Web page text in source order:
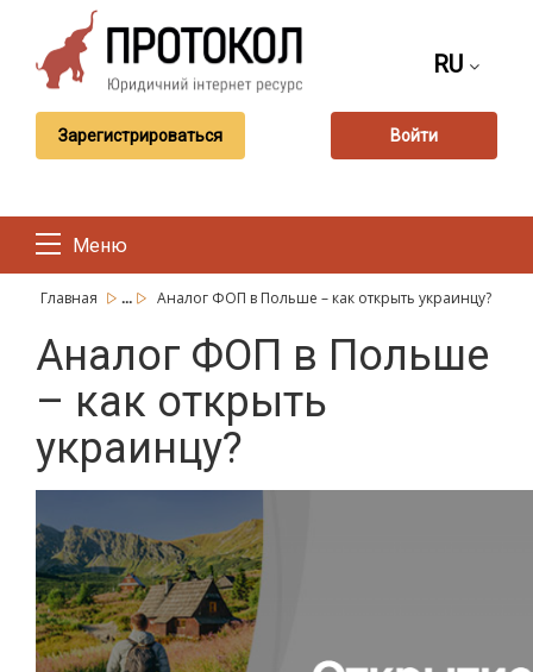
RU
Зарегистрироваться Войти
Меню
Главная ... Аналог ФОП в Польше – как открыть украинцу?
Аналог ФОП в Польше
– как открыть
украинцу?